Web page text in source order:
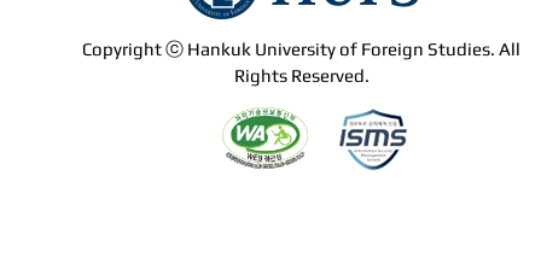
Copyright ⓒ Hankuk University of Foreign Studies. All
Rights Reserved.